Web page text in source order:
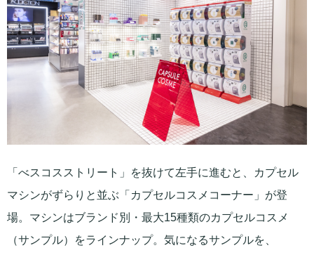
「べスコスストリート」を抜けて左手に進むと、カプセル
マシンがずらりと並ぶ「カプセルコスメコーナー」が登
場。マシンはブランド別・最大15種類のカプセルコスメ
（サンプル）をラインナップ。気になるサンプルを、